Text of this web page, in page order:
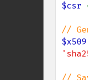
$csr
$x509